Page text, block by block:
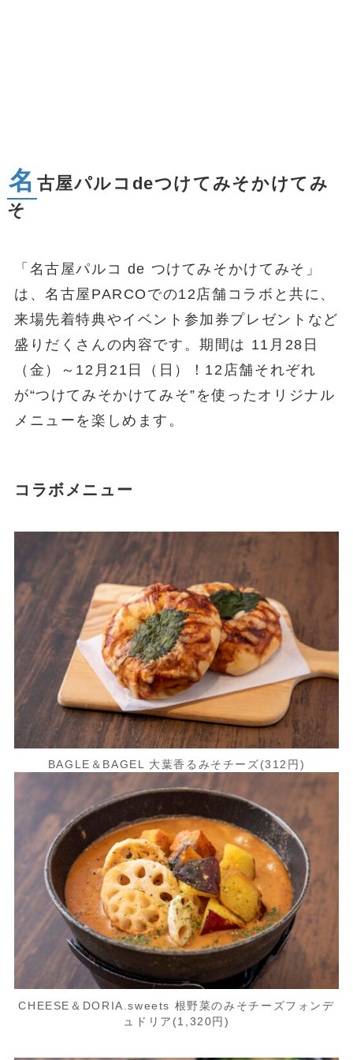
名 古屋パルコdeつけてみそかけてみ
そ
「名古屋パルコ de つけてみそかけてみそ」
は、名古屋PARCOでの12店舗コラボと共に、
来場先着特典やイベント参加券プレゼントなど
盛りだくさんの内容です。期間は 11月28日
（金）～12月21日（日）！12店舗それぞれ
が“つけてみそかけてみそ”を使ったオリジナル
メニューを楽しめます。
コラボメニュー
BAGLE＆BAGEL 大葉香るみそチーズ(312円)
CHEESE＆DORIA.sweets 根野菜のみそチーズフォンデ
ュドリア(1,320円)